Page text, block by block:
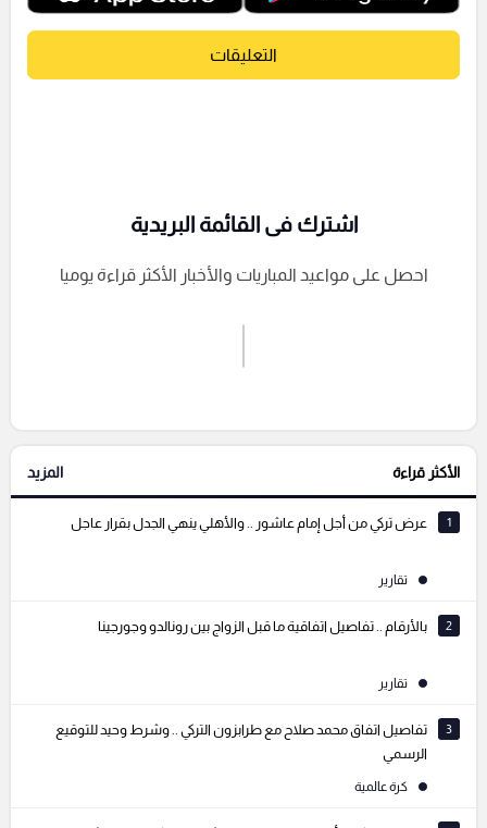
التعليقات
إرسال تعليق
التعليقات السابقة
اشترك فى القائمة البريدية
احصل على مواعيد المباريات والأخبار الأكثر قراءة يوميا
الأكثر قراءة المزيد
1 عرض تركي من أجل إمام عاشور .. والأهلي ينهي الجدل بقرار عاجل
تقارير
2 بالأرقام .. تفاصيل اتفاقية ما قبل الزواج بين رونالدو وجورجينا
تقارير
3
تفاصيل اتفاق محمد صلاح مع طرابزون التركي .. وشرط وحيد للتوقيع
الرسمي
كرة عالمية